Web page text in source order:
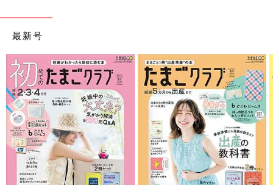
ックリスト【たまひよの出産準備】
赤ちゃんは新陳代謝が活発なので、毎日の沐浴
が欠かせません。 新生児期の肌はとくにデリケ
ートなので、赤ちゃん専用のベビーバスやソー
プ類を使用し、湯上がり後には衛生を保つケア
＆保湿を！
お出かけグッズ お買い物チェックリス
ト【たまひよの出産準備】
新生児期にはあまりお出かけさせないのがベタ
ー。抱っこひもやベビーカーは十分に検討し、
産後の購入でも〇。
最新号